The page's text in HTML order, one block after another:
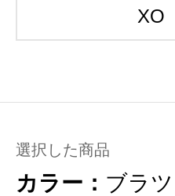
XO
選択した商品
カラー： ブラ